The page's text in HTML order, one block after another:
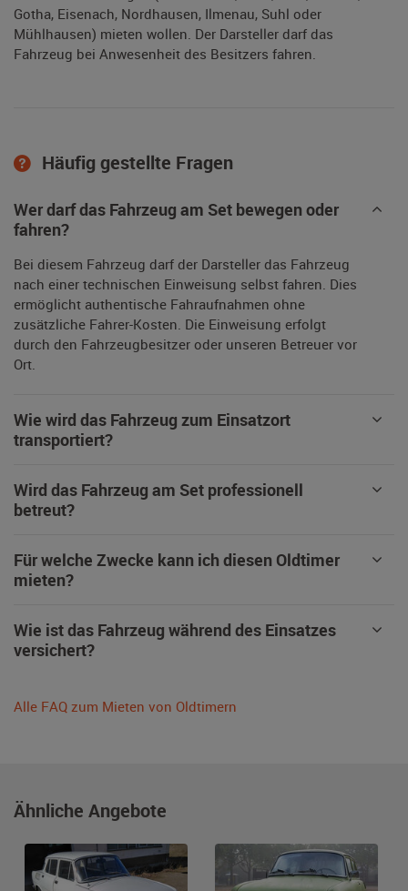
Gotha, Eisenach, Nordhausen, Ilmenau, Suhl oder
Mühlhausen) mieten wollen. Der Darsteller darf das
Fahrzeug bei Anwesenheit des Besitzers fahren.
Häufig gestellte Fragen
Wer darf das Fahrzeug am Set bewegen oder
fahren?
Bei diesem Fahrzeug darf der Darsteller das Fahrzeug
nach einer technischen Einweisung selbst fahren. Dies
ermöglicht authentische Fahraufnahmen ohne
zusätzliche Fahrer-Kosten. Die Einweisung erfolgt
durch den Fahrzeugbesitzer oder unseren Betreuer vor
Ort.
Wie wird das Fahrzeug zum Einsatzort
transportiert?
Wird das Fahrzeug am Set professionell
betreut?
Für welche Zwecke kann ich diesen Oldtimer
mieten?
Wie ist das Fahrzeug während des Einsatzes
versichert?
Alle FAQ zum Mieten von Oldtimern
Ähnliche Angebote